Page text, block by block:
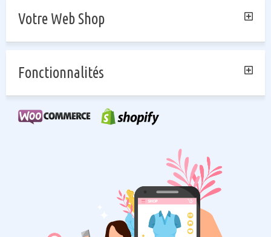
Votre Web Shop
Fonctionnalités